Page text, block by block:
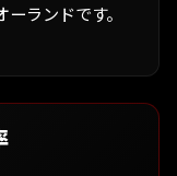
ランドです。